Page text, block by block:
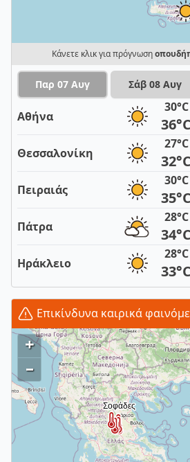
Κάνετε κλικ για πρόγνωση
Παρ 07 Αυγ Σάβ 08 Αυγ
Αθήνα
30°C
36°C
Θεσσαλονίκη
27°C
32°C
Πειραιάς
30°C
35°C
Πάτρα
28°C
34°C
Ηράκλειο
28°C
33°C
Επικίνδυνα καιρικά
+
–